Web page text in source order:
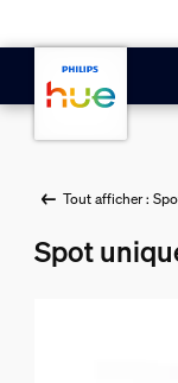
Tout afficher :
Spot